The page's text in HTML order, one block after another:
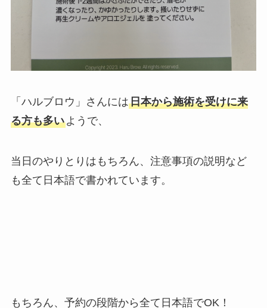
「ハルブロウ」さんには日本から施術を受けに来
る方も多いようで、
当日のやりとりはもちろん、注意事項の説明など
も全て日本語で書かれています。
もちろん、予約の段階から全て日本語でOK！